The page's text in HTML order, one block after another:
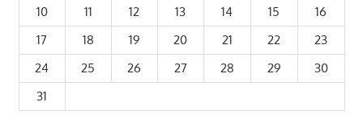
10
11 12 13 14 15
16
17
18 19 20 21 22
23
24
25 26 27 28 29
30
31